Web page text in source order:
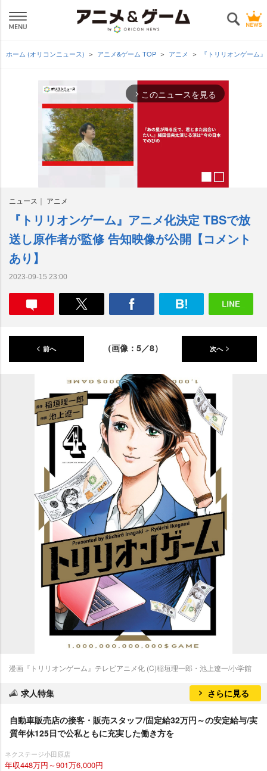
ホーム (オリコンニュース) アニメ&ゲーム TOP アニメ 『トリリオンゲーム
arrow_forward_ios このニュースを見る
M
u
t
ニュース アニメ
『トリリオンゲーム』アニメ化決定 TBSで放
送し原作者が監修 告知映像が公開【コメント
あり】
2023-09-15 23:00
前へ （画像：5／8） 次へ
漫画『トリリオンゲーム』テレビアニメ化 (C)稲垣理一郎・池上遼一/小学館
求人特集 さらに見る
自動車販売店の接客・販売スタッフ/固定給32万円～の安定給与/実
質年休125日で公私ともに充実した働き方を
ネクステージ小田原店
年収448万円～901万6,000円